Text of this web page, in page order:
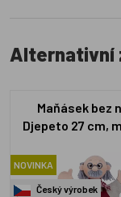
Alternativní
Maňásek bez
Djepeto 27 cm,
NOVINKA
Český výrobek